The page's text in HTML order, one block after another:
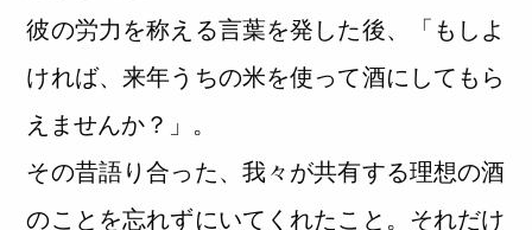
彼の労力を称える言葉を発した後、「もしよ
ければ、来年うちの米を使って酒にしてもら
えませんか？」。
その昔語り合った、我々が共有する理想の酒
のことを忘れずにいてくれたこと。それだけ